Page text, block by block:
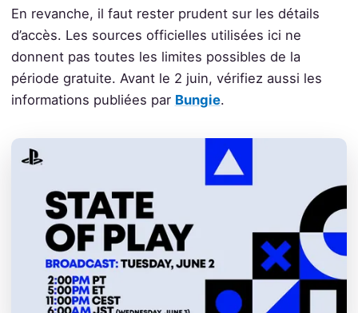
En revanche, il faut rester prudent sur les détails
d’accès. Les sources officielles utilisées ici ne
donnent pas toutes les limites possibles de la
période gratuite. Avant le 2 juin, vérifiez aussi les
informations publiées par Bungie.